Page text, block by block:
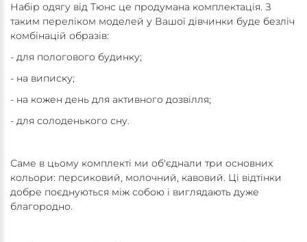
Набір одягу від Тюнс це продумана комплектація. З
таким переліком моделей у Вашої дівчинки буде безліч
комбінацій образів:
- для пологового будинку;
- на виписку;
- на кожен день для активного дозвілля;
- для солоденького сну.
Саме в цьому комплекті ми об'єднали три основних
кольори: персиковий, молочний, кавовий. Ці відтінки
добре поєднуються між собою і виглядають дуже
благородно.